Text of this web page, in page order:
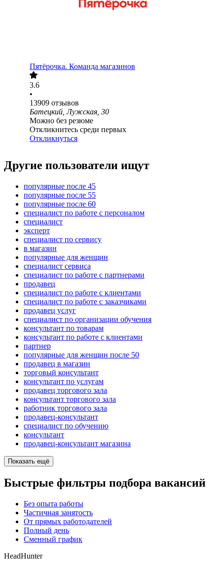
Пятёрочка. Команда магазинов
3.6
•
13909 отзывов
Батецкий, Лужская, 30
Можно без резюме
Откликнитесь среди первых
Откликнуться
Другие пользователи ищут
популярные после 45
популярные после 55
популярные после 60
специалист по работе с персоналом
специалист
эксперт
специалист по сервису
в магазин
популярные для женщин
специалист сервиса
специалист по работе с партнерами
продавец
специалист по работе с клиентами
специалист по работе с заказчиками
продавец услуг
специалист по организации обучения
консультант по товарам
консультант по работе с клиентами
партнер
популярные для женщин после 50
продавец в магазин
торговый консультант
консультант по услугам
продавец торгового зала
консультант торгового зала
работник торгового зала
продавец-консультант
специалист по обучению
консультант
продавец-консультант магазина
Показать ещё
Быстрые фильтры подбора вакансий
Без опыта работы
Частичная занятость
От прямых работодателей
Полный день
Сменный график
HeadHunter